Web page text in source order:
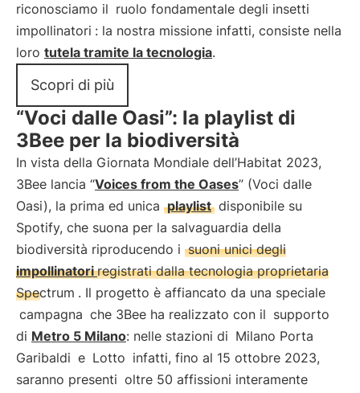
riconosciamo il ruolo fondamentale degli insetti
impollinatori : la nostra missione infatti, consiste nella
loro tutela tramite la tecnologia.
Scopri di più
“Voci dalle Oasi”: la playlist di
3Bee per la biodiversità
In vista della Giornata Mondiale dell’Habitat 2023,
3Bee lancia “Voices from the Oases” (Voci dalle
Oasi), la prima ed unica playlist disponibile su
Spotify, che suona per la salvaguardia della
biodiversità riproducendo i suoni unici degli
impollinatoriregistrati dalla tecnologia proprietaria
Spectrum . Il progetto è affiancato da una speciale
campagna che 3Bee ha realizzato con il supporto
di Metro 5 Milano: nelle stazioni di Milano Porta
Garibaldi e Lotto infatti, fino al 15 ottobre 2023,
saranno presenti oltre 50 affissioni interamente